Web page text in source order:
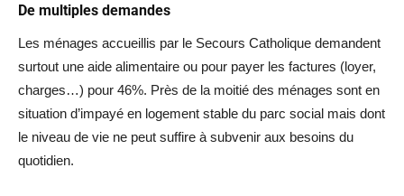
De multiples demandes
Les ménages accueillis par le Secours Catholique demandent
surtout une aide alimentaire ou pour payer les factures (loyer,
charges…) pour 46%. Près de la moitié des ménages sont en
situation d’impayé en logement stable du parc social mais dont
le niveau de vie ne peut suffire à subvenir aux besoins du
quotidien.